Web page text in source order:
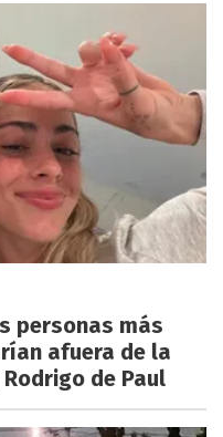
personas más
afuera de la
de Paul